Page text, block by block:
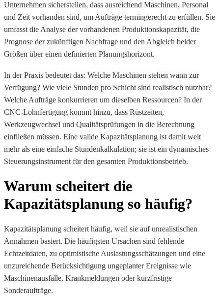
Unternehmen sicherstellen, dass ausreichend Maschinen, Personal
und Zeit vorhanden sind, um Aufträge termingerecht zu erfüllen. Sie
umfasst die Analyse der vorhandenen Produktionskapazität, die
Prognose der zukünftigen Nachfrage und den Abgleich beider
Größen über einen definierten Planungshorizont.
In der Praxis bedeutet das: Welche Maschinen stehen wann zur
Verfügung? Wie viele Stunden pro Schicht sind realistisch nutzbar?
Welche Aufträge konkurrieren um dieselben Ressourcen? In der
CNC-Lohnfertigung kommt hinzu, dass Rüstzeiten,
Werkzeugwechsel und Qualitätsprüfungen in die Berechnung
einfließen müssen. Eine valide Kapazitätsplanung ist damit weit
mehr als eine einfache Stundenkalkulation; sie ist ein dynamisches
Steuerungsinstrument für den gesamten Produktionsbetrieb.
Warum scheitert die
Kapazitätsplanung so häufig?
Kapazitätsplanung scheitert häufig, weil sie auf unrealistischen
Annahmen basiert. Die häufigsten Ursachen sind fehlende
Echtzeitdaten, zu optimistische Auslastungsschätzungen und eine
unzureichende Berücksichtigung ungeplanter Ereignisse wie
Maschinenausfälle, Krankmeldungen oder kurzfristige
Sonderaufträge.